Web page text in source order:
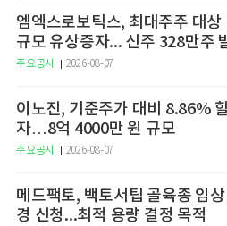
엠엑스로보틱스, 최대주주 대상
규모 유상증자... 신주 328만주
주요공시 2026-08-07
이노진, 기준주가 대비 8.86%
자…8억 4000만 원 규모
주요공시 2026-08-07
메드팩토, 백토서팁 골육종 임
경 신청...최적 용량 결정 목적